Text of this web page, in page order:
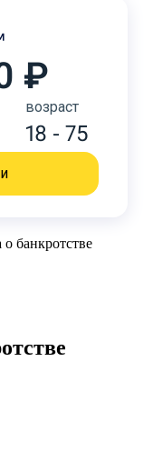
₽
возраст
18 - 75
о банкротстве